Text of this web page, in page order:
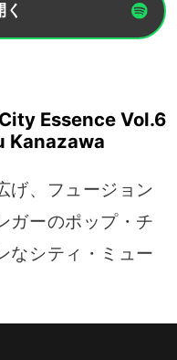
Essence Vol.6
Kanazawa
げ、フュージョン
ガーのポップ・チ
なシティ・ミュー